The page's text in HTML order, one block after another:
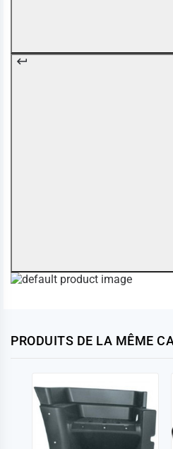
PRODUITS DE LA MÊME